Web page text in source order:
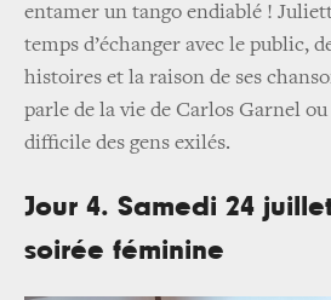
entamer un tango endiablé !
temps d’échanger avec le public,
histoires et la raison de ses
parle de la vie de Carlos Garnel
difficile des gens exilés.
Jour 4. Samedi 24
soirée féminine